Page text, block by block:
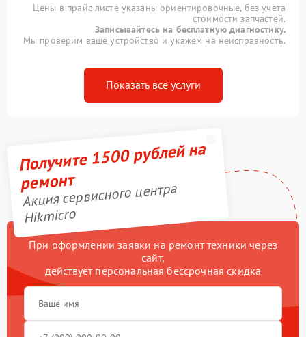
Цены в прайс-листе указаны ориентировочные, без учета
стоимости запчастей.
Записывайтесь на бесплатную диагностику.
Мы проверим ваше устройство и укажем на неисправность.
Показать все услуги
Получите 1500 рублей на
ремонт
Акция сервисного центра
Hikmicro
При оформлении заявки на ремонт техники через
сайт,
действует персональная бессрочная скидка